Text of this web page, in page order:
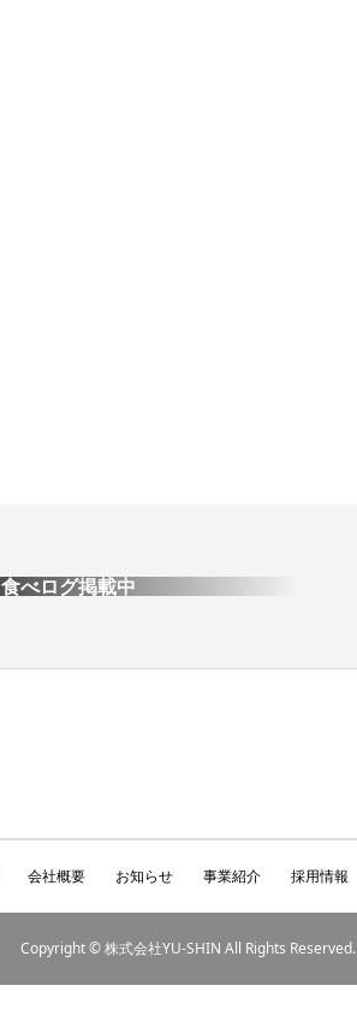
食べログ掲載中
会社概要 お知らせ 事業紹介 採用情報
Copyright © 株式会社YU-SHIN All Rights Reserved.